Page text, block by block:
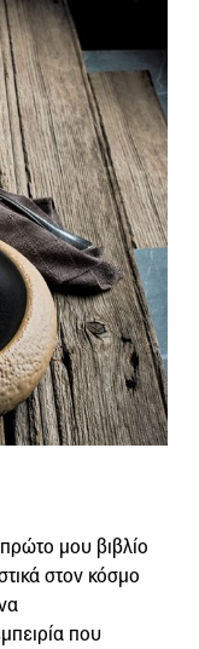
μου βιβλίο
στον κόσμο
που